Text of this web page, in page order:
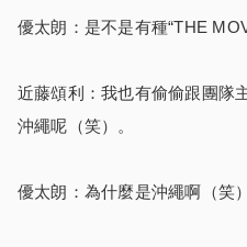
優太朗：是不是有種“THE
近藤頌利：我也有偷偷跟團隊
沖繩呢（笑）。
優太朗：為什麼是沖繩啊（笑）